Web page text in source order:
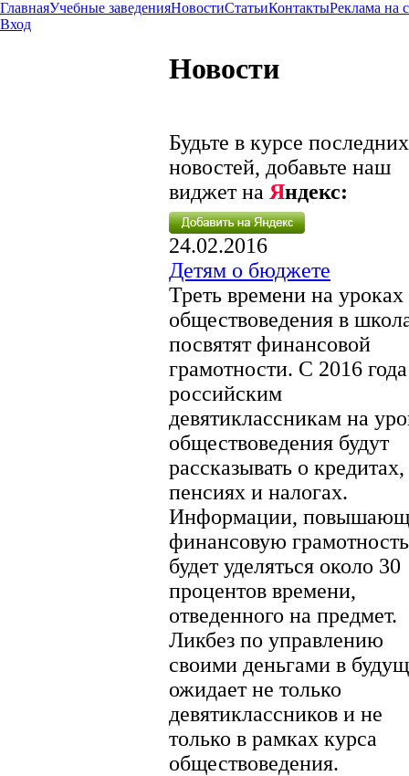
ГлавнаяУчебные заведенияНовостиСтатьиКонтактыРеклама на
Вход
Новости
Будьте в курсе последних
новостей, добавьте наш
виджет на Яндекс:
24.02.2016
Детям о бюджете
Треть времени на уроках
обществоведения в
посвятят финансовой
грамотности. С 2016 года
российским
девятиклассникам на
обществоведения будут
рассказывать о кредитах,
пенсиях и налогах.
Информации,
финансовую
будет уделяться около 30
процентов времени,
отведенного на предмет.
Ликбез по управлению
своими деньгами в
ожидает не только
девятиклассников и не
только в рамках курса
обществоведения.